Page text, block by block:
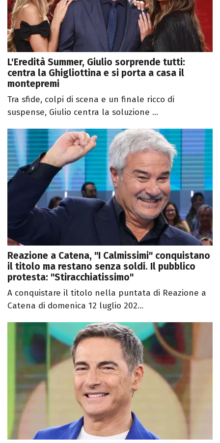
L'Eredità Summer, Giulio sorprende tutti:
centra la Ghigliottina e si porta a casa il
montepremi
Tra sfide, colpi di scena e un finale ricco di
suspense, Giulio centra la soluzione ...
Reazione a Catena, "I Calmissimi" conquistano
il titolo ma restano senza soldi. Il pubblico
protesta: "Stiracchiatissimo"
A conquistare il titolo nella puntata di Reazione a
Catena di domenica 12 luglio 202...